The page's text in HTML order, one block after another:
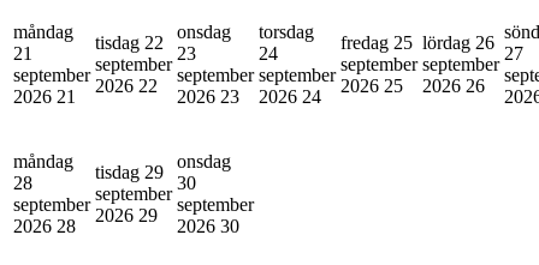
måndag
21
september
2026 21
tisdag 22
september
2026 22
onsdag
23
september
2026 23
torsdag
24
september
2026 24
fredag 25
september
2026 25
lördag 26
september
2026 26
27
måndag
28
september
2026 28
tisdag 29
september
2026 29
onsdag
30
september
2026 30